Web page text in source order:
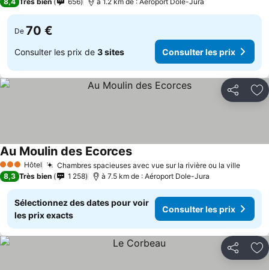
De 70 €
Consulter les prix de 3 sites Consulter les prix
Partager
3 ÉtoilesHôtel Chambres spacieuses avec vue sur la rivière ou la ville
Au Moulin des Ecorces
8,3 Très bien 1 258 à 7.5 km de : Aéroport Dole-Jura
Sélectionnez des dates pour voir
les prix exacts
Consulter les prix
Partager